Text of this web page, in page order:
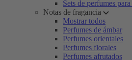
Sets de perfumes
Notas de fragancia
Mostrar todos
Perfumes de ámbar
Perfumes orientales
Perfumes florales
Perfumes afrutados